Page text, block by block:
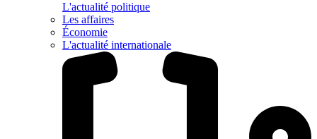
L'actualité politique
Les affaires
Économie
L'actualité internationale